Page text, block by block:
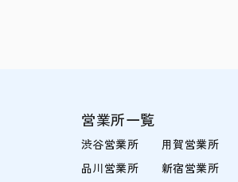
営業所一覧
渋谷営業所
品川営業所
用賀営業所
新宿営業所